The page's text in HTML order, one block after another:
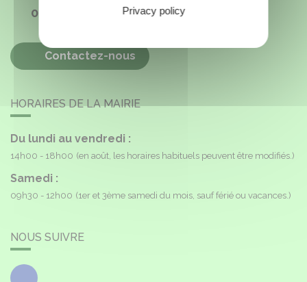
02 38 85 40 16
Contactez-nous
HORAIRES DE LA MAIRIE
Du lundi au vendredi :
14h00 - 18h00 (en août, les horaires habituels peuvent être modifiés.)
Samedi :
09h30 - 12h00 (1er et 3ème samedi du mois, sauf férié ou vacances.)
NOUS SUIVRE
Privacy policy